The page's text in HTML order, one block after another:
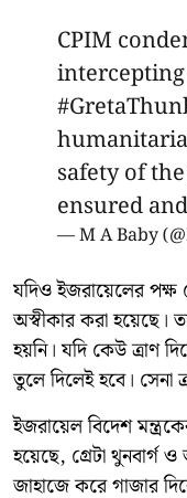
CPIM
safety of
ensured
— M A Baby
যদিও ইজরায়েলের
অস্বীকার করা হয়েছে।
হয়নি। যদি কেউ ত্রাণ
তুলে দিলেই হবে। সেনা
ইজরায়েল বিদেশ
হয়েছে, গ্রেটা থুনবার্গ
জাহাজে করে গাজার